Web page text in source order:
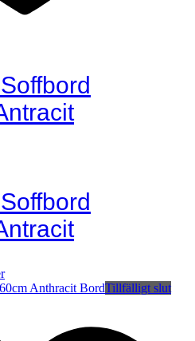
Tillfälligt slut